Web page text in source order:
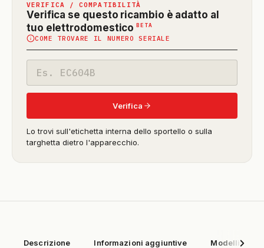
VERIFICA / COMPATIBILITÀ
Verifica se questo ricambio è adatto al
tuo elettrodomestico BETA
in
beta)
COME TROVARE IL NUMERO SERIALE
modello
Verifica
Lo trovi sull'etichetta interna dello sportello o sulla
targhetta dietro l'apparecchio.
Descrizione Informazioni aggiuntive Modelli